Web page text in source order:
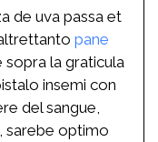
de uva passa et
pane
la graticula
insemi con
del sangue,
sarebe optimo